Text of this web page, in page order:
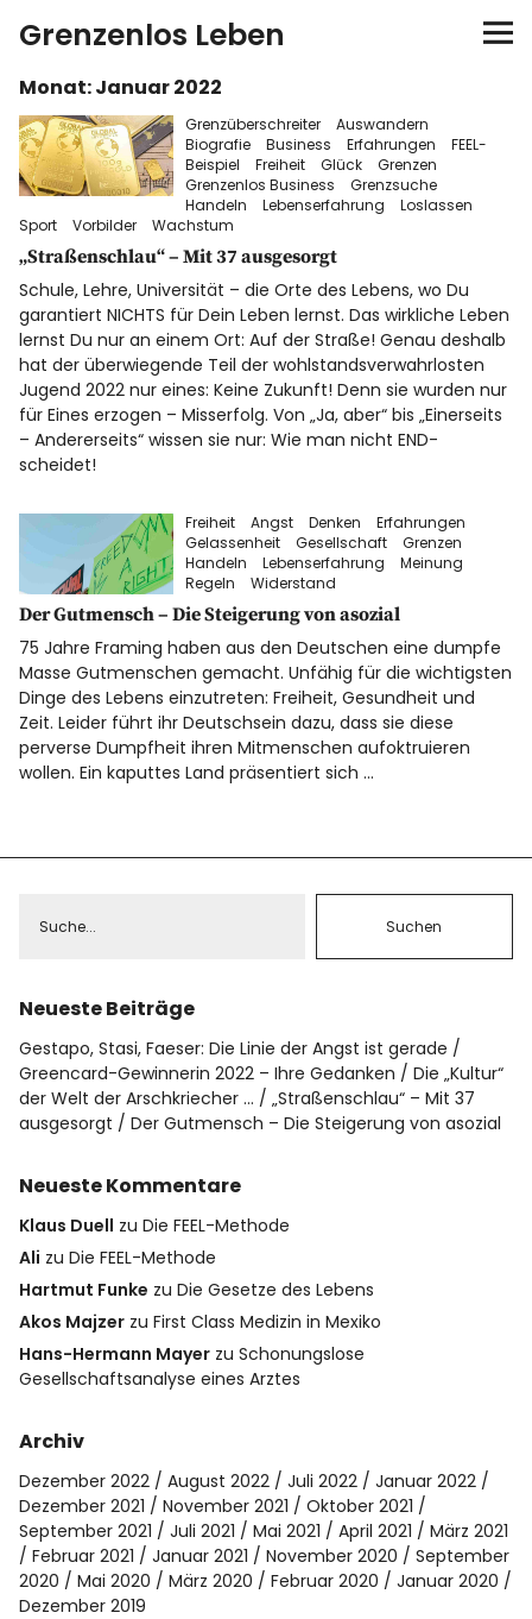
Grenzenlos Leben
Startseite
Autor
FEEL-Konzept
FEELution
Auswandern
Shop
Datenschutz
Impressum
Info
Monat:Januar 2022
Grenzüberschreiter
Auswandern
Biografie
Business Erfahrungen
FEEL-
Beispiel
Freiheit Glück
Grenzen
Grenzenlos Business
Grenzsuche
Handeln
Lebenserfahrung
Loslassen
Sport
Vorbilder Wachstum
„Straßenschlau“ – Mit 37 ausgesorgt
Schule, Lehre, Universität – die Orte des Lebens, wo Du
garantiert NICHTS für Dein Leben lernst. Das wirkliche Leben
lernst Du nur an einem Ort: Auf der Straße! Genau deshalb
hat der überwiegende Teil der wohlstandsverwahrlosten
Jugend 2022 nur eines: Keine Zukunft! Denn sie wurden nur
für Eines erzogen – Misserfolg. Von „Ja, aber“ bis „Einerseits
– Andererseits“ wissen sie nur: Wie man nicht END-
scheidet!
Freiheit Angst Denken
Erfahrungen
Gelassenheit
Gesellschaft
Grenzen
Handeln
Lebenserfahrung
Meinung
Regeln
Widerstand
Der Gutmensch – Die Steigerung von asozial
75 Jahre Framing haben aus den Deutschen eine dumpfe
Masse Gutmenschen gemacht. Unfähig für die wichtigsten
Dinge des Lebens einzutreten: Freiheit, Gesundheit und
Zeit. Leider führt ihr Deutschsein dazu, dass sie diese
perverse Dumpfheit ihren Mitmenschen aufoktruieren
wollen. Ein kaputtes Land präsentiert sich …
Neueste Beiträge
Gestapo, Stasi, Faeser: Die Linie der Angst ist gerade
Greencard-Gewinnerin 2022 – Ihre Gedanken
Die „Kultur“
der Welt der Arschkriecher …
„Straßenschlau“ – Mit 37
ausgesorgt
Der Gutmensch – Die Steigerung von asozial
Neueste Kommentare
Klaus Duell zuDie FEEL-Methode
Ali zuDie FEEL-Methode
Hartmut Funke zuDie Gesetze des Lebens
Akos Majzer zuFirst Class Medizin in Mexiko
Hans-Hermann Mayer zuSchonungslose
Gesellschaftsanalyse eines Arztes
Archiv
Dezember 2022 August 2022 Juli 2022
Januar 2022
Dezember 2021
November 2021
Oktober 2021
September 2021
Juli 2021 Mai 2021 April 2021
März 2021
Februar 2021
Januar 2021 November 2020
September
2020
Mai 2020 März 2020 Februar 2020
Januar 2020
Dezember 2019